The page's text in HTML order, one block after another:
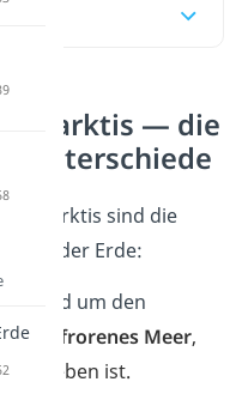
— die
Unterschiede
Antarktis sind die
der Erde:
rund um den
ist gefrorenes Meer,
umgeben ist.